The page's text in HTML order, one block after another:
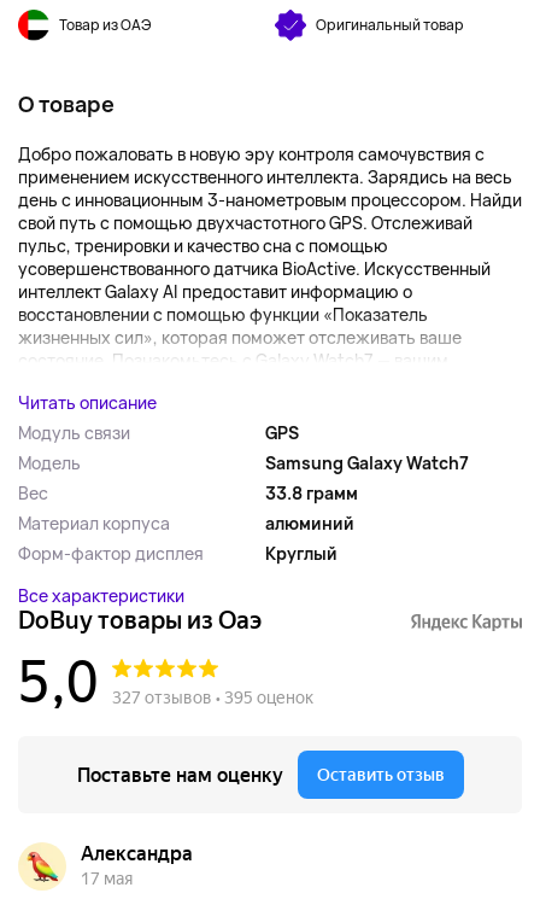
Товар из ОАЭ Оригинальный товар
О товаре
Добро пожаловать в новую эру контроля самочувствия с
применением искусственного интеллекта. Зарядись на весь
день с инновационным 3-нанометровым процессором. Найди
свой путь с помощью двухчастотного GPS. Отслеживай
пульс, тренировки и качество сна с помощью
усовершенствованного датчика BioActive. Искусственный
интеллект Galaxy AI предоставит информацию о
восстановлении с помощью функции «Показатель
жизненных сил», которая поможет отслеживать ваше
состояние. Познакомьтесь с Galaxy Watch7 — вашим ...
Читать описание
Модуль связи
GPS
Модель
Samsung Galaxy Watch7
Вес
33.8 грамм
Материал корпуса
алюминий
Форм-фактор дисплея
Круглый
Все характеристики